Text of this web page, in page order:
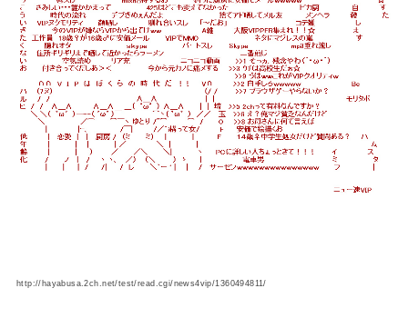
http://hayabusa.2ch.net/test/read.cgi/news4vip/1360494811/